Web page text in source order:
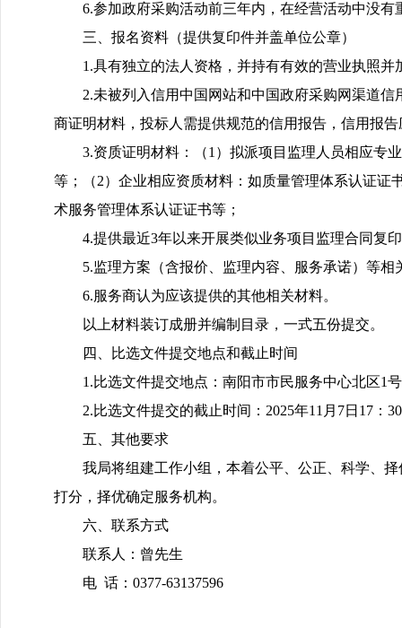
6.参加政府采购活动前三年内，在经营活动中没有
三、报名资料（提供复印件并盖单位公章）
1.具有独立的法人资格，并持有有效的营业执照并
2.未被列入信用中国网站和中国政府采购网渠道
商证明材料，投标人需提供规范的信用报告，信用报告
3.资质证明材料：（1）拟派项目监理人员相应专
等；（2）企业相应资质材料：如质量管理体系认证
术服务管理体系认证证书等；
4.提供最近3年以来开展类似业务项目监理合同复
5.监理方案（含报价、监理内容、服务承诺）等相
6.服务商认为应该提供的其他相关材料。
以上材料装订成册并编制目录，一式五份提交。
四、比选文件提交地点和截止时间
1.比选文件提交地点：南阳市市民服务中心北区1
2.比选文件提交的截止时间：2025年11月7日17：
五、其他要求
我局将组建工作小组，本着公平、公正、科学、
打分，择优确定服务机构。
六、联系方式
联系人：曾先生
电 话：0377-63137596